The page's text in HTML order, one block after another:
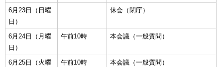
6月23日（日曜
日）
休会（閉庁）
6月24日（月曜
日）
午前10時 本会議（一般質問）
6月25日（火曜
午前10時 本会議（一般質問）